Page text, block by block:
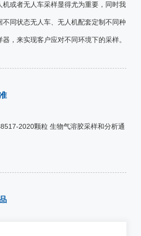
机或者无人车采样显得尤为重要，同时我
不同状态无人车、无人机配套定制不同种
器，来实现客户应对不同环境下的采样。
2020颗粒 生物气溶胶采样和分析通